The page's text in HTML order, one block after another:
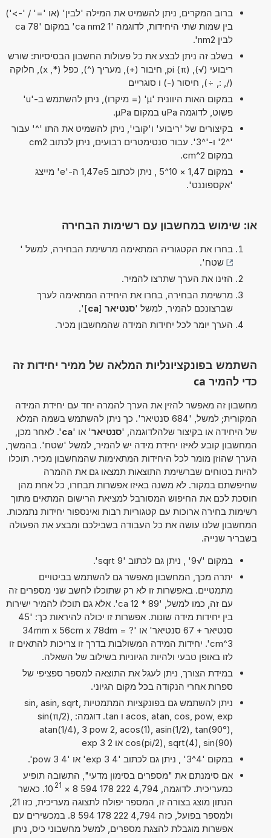
ברוב המקרים, ניתן להשמיט את המילה 'לבין' (או '=' / '->')
בין שמות שתי היחידות, לדוגמה '1 ca nm2' במקום '78 ca
לבין nm2'.
בשלב זה ניתן לבצע את כל פעולות החשבון הבסיסיות: שורש
ריבועי (√), pi (π), חיבור (+), מעריך (^), כפל (*, x), חלוקה
(/, :, ÷), חיסור (-) ו סוגריים
במקום האות היוונית 'µ' (= מיקרו), ניתן להשתמש ב-'u'
פשוט, לדוגמה uPa במקום µPa.
בקיצורים של 'ריבוע' ו'קובי', ניתן להשמיט את התו '^' עבור
'^2' ו-'^3'. עבור סנטימטרים רבועים, ניתן לכתוב cm2
במקום cm^2.
במקום 1,47 × 10^5 , ניתן לכתוב 1,47e5 ה-'e' מייצג
'אקספוננט'.
או: שימוש במחשבון עם רשימות הבחירה
בחרו את הקטגוריה המתאימה מרשימת הבחירה, למשל '
שטח'.
הזינו את הערך שתרצו להמיר.
מרשימת הבחירה, בחרו את היחידה המתאימה לערך
שברצונכם להמיר, למשל 'סנטיאר [
ca
]'.
הערך יומר לכל יחידות המידה שהמחשבון מכיר.
השתמש בפונקציונליות המלאה של ממיר יחידות זה
כדי להמיר ca
מחשבון זה מאפשר להזין את הערך להמרה יחד עם יחידת המידה
המקורית; למשל, '684 סנטיאר'. כך ניתן להשתמש בשמה המלא
של היחידה או בקיצור שלהלדוגמה, 'סנטיאר' או 'ca'. לאחר מכן,
המחשבון קובע לאיזו יחידת מידה יש להמיר, למשל 'שטח'. בהמשך,
הערך שהוזן מומר לכל היחידות המתאימות שהמחשבון מכיר. תוכלו
להיות בטוחים שברשימת התוצאות תמצאו גם את ההמרה
שחיפשתם במקור. לא משנה באיזו אפשרות תבחרו, כל אחת מהן
חוסכת לכם את החיפוש המסורבל למציאת הרישום המתאים מתוך
רשימות בחירה ארוכות עם קטגוריות רבות ואינספור יחידות נתמכות.
המחשבון שלנו עושה את כל העבודה בשבילכם ומבצע את הפעולה
בשבריר שנייה.
במקום '√9' , ניתן גם לכתוב 'sqrt 9'.
יתרה מכך, המחשבון מאפשר גם להשתמש בביטויים
מתמטיים. באפשרות זו לא רק שתוכלו לחשב שני מספרים זה
עם זה, כמו למשל, '89 * 12 ca'. אלא גם תוכלו להמיר ישירות
בין יחידות מידה שונות. אפשרות זו יכולה להיראות כך: '45
סנטיאר + 67 סנטיאר' או '34mm x 56cm x 78dm = ?
cm^3'. יחידות המידה המשולבות בדרך זו צריכות להתאים זו
לזו באופן טבעי ולהיות הגיוניות בשילוב של השאלה.
במידת הצורך, ניתן לעגל את התוצאה למספר ספציפי של
ספרות אחרי הנקודה בכל מקום הגיוני.
ניתן להשתמש גם בפונקציות המתמטיות sin, asin, sqrt,
acos, atan, cos, pow, exp ו tan. דוגמה: sin(π/2),
atan(1/4), 3 pow 2, acos(1), asin(1/2), tan(90°),
cos(pi/2), sqrt(4), sin(90) או 2 exp 3
במקום '4^3' , ניתן גם לכתוב '4 exp 3' או '4 pow 3'.
אם סימנתם את "מספרים בסימון מדעי", התשובה תופיע
כמעריכית. לדוגמה, 4,794 222 178 594 8
×
10 21
. כאשר
ולמספר בפועל, כזה 4,794 222 178 594 8. במכשירים עם
אפשרות מוגבלת להצגת מספרים, למשל מחשבוני כיס, ניתן